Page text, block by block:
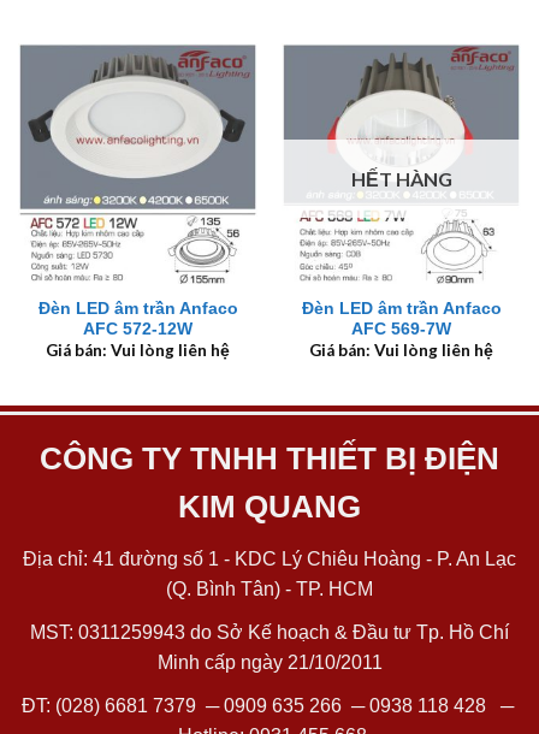
Đèn LED âm trần Anfaco
AFC 572-12W
Giá bán: Vui lòng liên hệ
HẾT HÀNG
Đèn LED âm trần Anfaco
AFC 569-7W
Giá bán: Vui lòng liên hệ
CÔNG TY TNHH THIẾT BỊ ĐIỆN
KIM QUANG
Địa chỉ: 41 đường số 1 - KDC Lý Chiêu Hoàng - P. An Lạc
(Q. Bình Tân) - TP. HCM
MST: 0311259943 do Sở Kế hoạch & Đầu tư Tp. Hồ Chí
Minh cấp ngày 21/10/2011
ĐT: (028) 6681 7379 ─0909 635 266─0938 118 428─